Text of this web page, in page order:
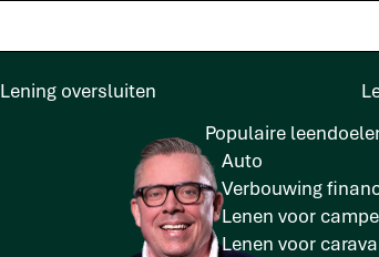
Lening oversluiten
Populaire
Auto
Verbouwing
Lenen voor
Lenen voor